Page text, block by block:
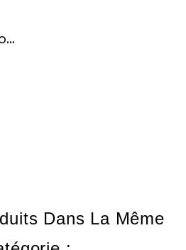
B
onnet Equestro GP MODEL Petrol
Dans La Même